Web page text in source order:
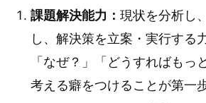
課題解決能力： 現状を分析し
し、解決策を立案・実行する
「なぜ？」「どうすればもっ
考える癖をつけることが第一